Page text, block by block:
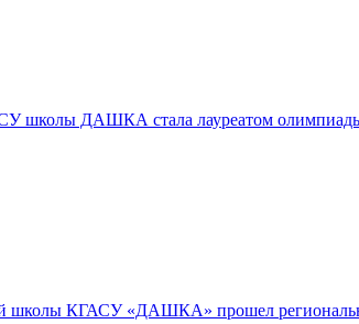
школы ДАШКА стала лауреатом олимпиады
школы КГАСУ «ДАШКА» прошел